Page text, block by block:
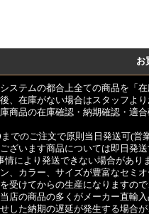
お
ステムの都合上全ての商品を「
、在庫がない場合はスタッフより
商品の在庫確認・納期確認・適
でのご注文で原則当日発送可(営
ざいます商品については即日発送
情により発送できない場合があり
、カラー、サイズが豊富なセミ
受けてからの生産になりますの
店の商品の多くがメーカー直輸
した納期の遅延が発生する場合が